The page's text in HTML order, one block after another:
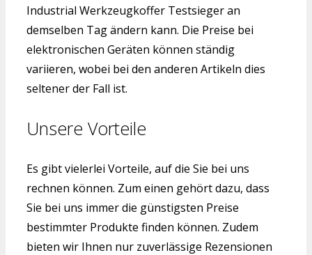
Industrial Werkzeugkoffer Testsieger an
demselben Tag ändern kann. Die Preise bei
elektronischen Geräten können ständig
variieren, wobei bei den anderen Artikeln dies
seltener der Fall ist.
Unsere Vorteile
Es gibt vielerlei Vorteile, auf die Sie bei uns
rechnen können. Zum einen gehört dazu, dass
Sie bei uns immer die günstigsten Preise
bestimmter Produkte finden können. Zudem
bieten wir Ihnen nur zuverlässige Rezensionen